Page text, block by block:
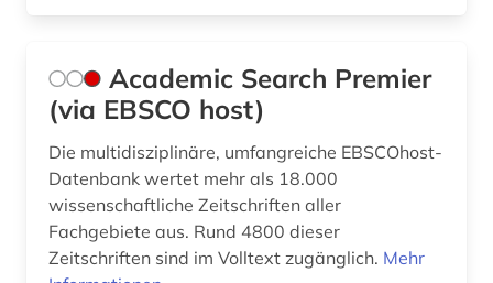
bestand (1)
bestandsverzeichnis (1)
betriebswirtschaftslehre (2)
bibel (2)
Academic Search Premier
(via EBSCO host)
Die multidisziplinäre, umfangreiche EBSCOhost-
Datenbank wertet mehr als 18.000
wissenschaftliche Zeitschriften aller
Fachgebiete aus. Rund 4800 dieser
Zeitschriften sind im Volltext zugänglich. Mehr